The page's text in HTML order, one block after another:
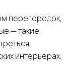
перегородок,
— такие,
интерьерах.